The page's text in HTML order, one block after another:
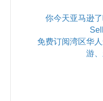
你今天亚马逊
免费订阅湾区华
游、